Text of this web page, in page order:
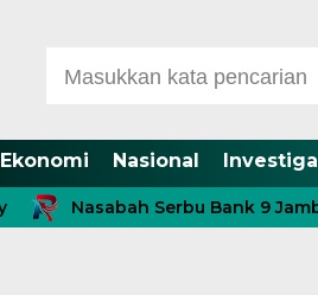
Ekonomi Nasional
Nasabah Serbu Bank 9 Jambi